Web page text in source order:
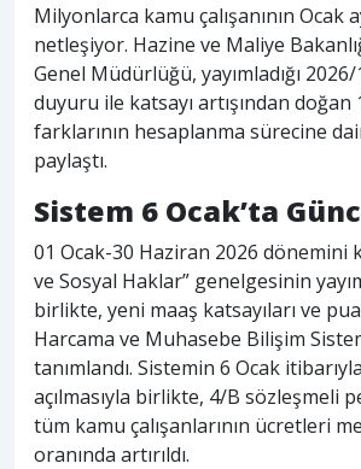
Milyonlarca kamu çalışanının Ocak
netleşiyor. Hazine ve Maliye
Genel Müdürlüğü, yayımladığı
duyuru ile katsayı artışından
farklarının hesaplanma sürecine
paylaştı.
Sistem 6 Ocak’ta
01 Ocak-30 Haziran 2026 dönemini
ve Sosyal Haklar” genelgesinin
birlikte, yeni maaş katsayıları ve
Harcama ve Muhasebe Bilişim
tanımlandı. Sistemin 6 Ocak
açılmasıyla birlikte, 4/B sözleşmeli
tüm kamu çalışanlarının ücretleri
oranında artırıldı.